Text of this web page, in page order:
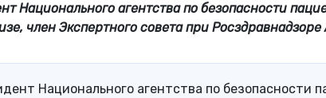
Национального агентства по безопасности
член Экспертного совета при
Национального агентства по безопасности